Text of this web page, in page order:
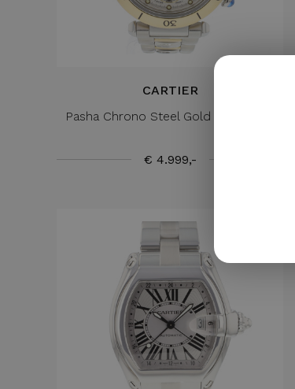
CARTIER
Pasha Chrono Steel Gold Automatic
€ 4.999,-